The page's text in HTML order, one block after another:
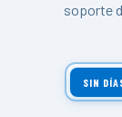
soporte
SIN